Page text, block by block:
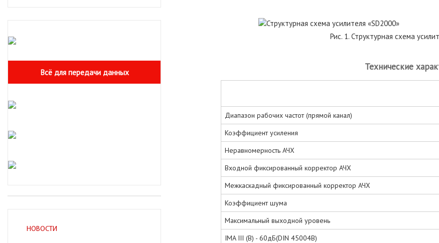
Всё для передачи данных
НОВОСТИ
Рис. 1. Структурная схема
Технические
Диапазон рабочих частот (прямой канал)
Коэффициент усиления
Неравномерность АЧХ
Входной фиксированный корректор АЧХ
Межкаскадный фиксированный корректор АЧХ
Коэффициент шума
Максимальный выходной уровень
IMA III (В) - 60дБ(DIN 45004B)